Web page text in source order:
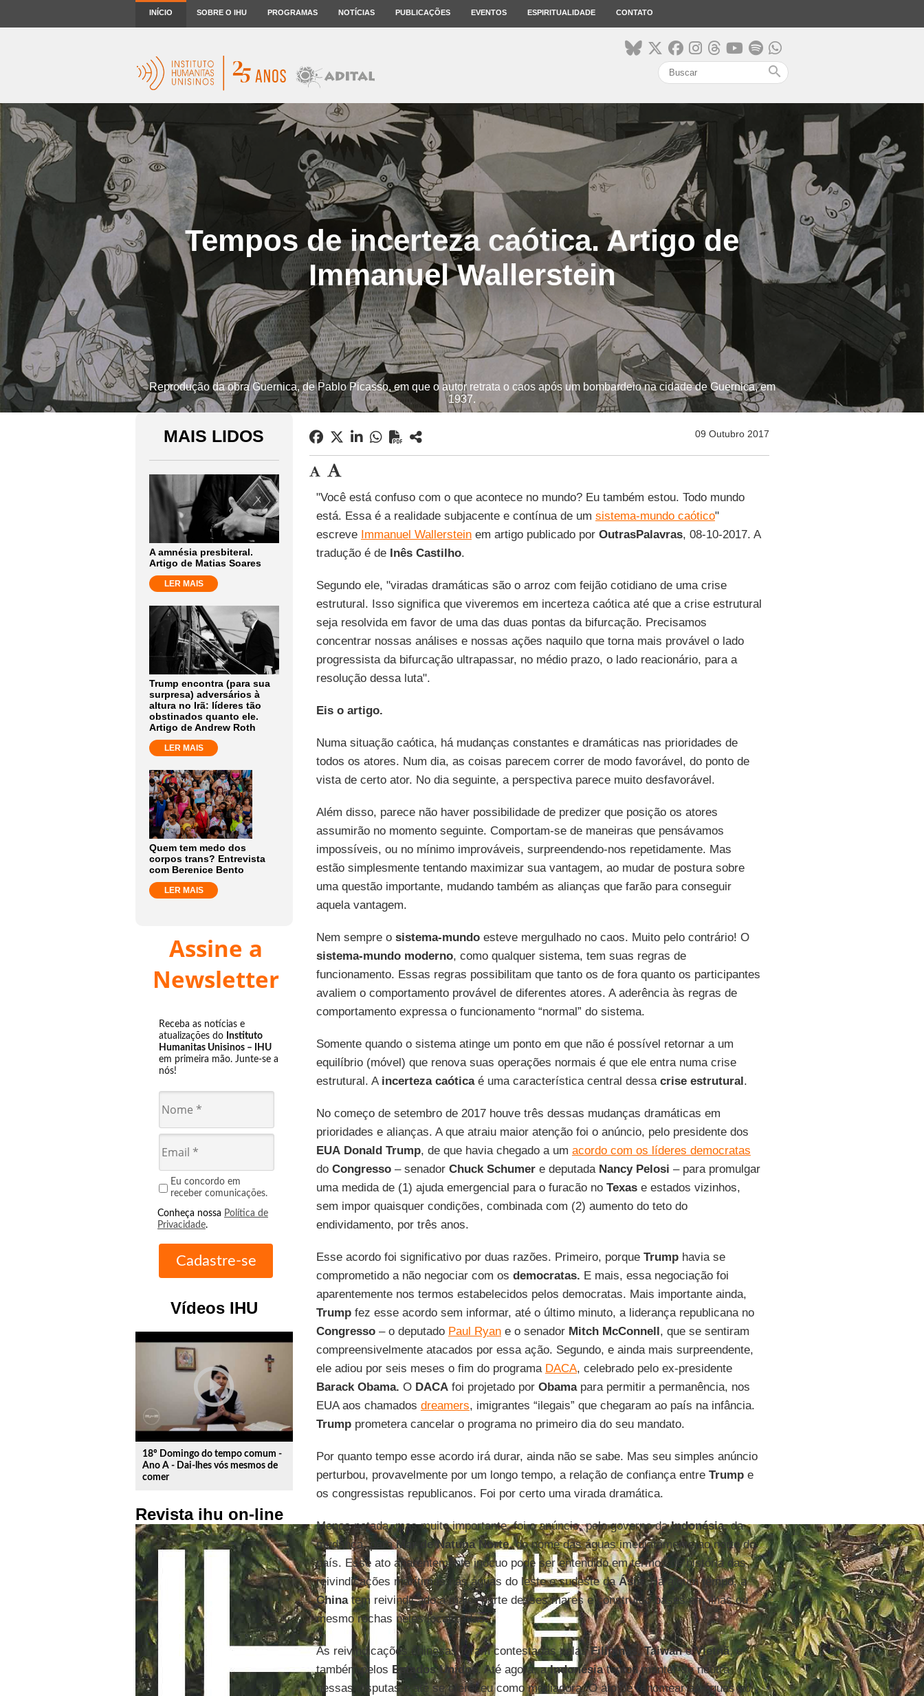
INÍCIO SOBRE O IHU PROGRAMAS NOTÍCIAS PUBLICAÇÕES EVENTOS ESPIRITUALIDADE CONTATO
search
Tempos de incerteza caótica. Artigo de
Immanuel Wallerstein
Reprodução da obra Guernica, de Pablo Picasso, em que o autor retrata o caos após um bombardeio na cidade de Guernica, em
1937.
MAIS LIDOS
A amnésia presbiteral.
Artigo de Matias Soares
LER MAIS
Trump encontra (para sua
surpresa) adversários à
altura no Irã: líderes tão
obstinados quanto ele.
Artigo de Andrew Roth
LER MAIS
Quem tem medo dos
corpos trans? Entrevista
com Berenice Bento
LER MAIS
Assine a
Newsletter
Receba as notícias e
atualizações do Instituto
Humanitas Unisinos – IHU
em primeira mão. Junte-se a
nós!
Eu concordo em
receber comunicações.
Conheça nossa Política de
Privacidade.
Vídeos IHU
play_circle_outline
18º Domingo do tempo comum -
Ano A - Dai-lhes vós mesmos de
comer
Revista ihu on-line
09 Outubro 2017
"Você está confuso com o que acontece no mundo? Eu também estou. Todo mundo
está. Essa é a realidade subjacente e contínua de um sistema-mundo caótico"
escreve Immanuel Wallersteinem artigo publicado por OutrasPalavras, 08-10-2017. A
tradução é de Inês Castilho.
Segundo ele, "viradas dramáticas são o arroz com feijão cotidiano de uma crise
estrutural. Isso significa que viveremos em incerteza caótica até que a crise estrutural
seja resolvida em favor de uma das duas pontas da bifurcação. Precisamos
concentrar nossas análises e nossas ações naquilo que torna mais provável o lado
progressista da bifurcação ultrapassar, no médio prazo, o lado reacionário, para a
resolução dessa luta".
Eis o artigo.
Numa situação caótica, há mudanças constantes e dramáticas nas prioridades de
todos os atores. Num dia, as coisas parecem correr de modo favorável, do ponto de
vista de certo ator. No dia seguinte, a perspectiva parece muito desfavorável.
Além disso, parece não haver possibilidade de predizer que posição os atores
assumirão no momento seguinte. Comportam-se de maneiras que pensávamos
impossíveis, ou no mínimo improváveis, surpreendendo-nos repetidamente. Mas
estão simplesmente tentando maximizar sua vantagem, ao mudar de postura sobre
uma questão importante, mudando também as alianças que farão para conseguir
aquela vantagem.
Nem sempre o sistema-mundoesteve mergulhado no caos. Muito pelo contrário! O
sistema-mundo moderno, como qualquer sistema, tem suas regras de
funcionamento. Essas regras possibilitam que tanto os de fora quanto os participantes
avaliem o comportamento provável de diferentes atores. A aderência às regras de
comportamento expressa o funcionamento “normal” do sistema.
Somente quando o sistema atinge um ponto em que não é possível retornar a um
equilíbrio (móvel) que renova suas operações normais é que ele entra numa crise
estrutural. A incerteza caóticaé uma característica central dessa crise estrutural.
No começo de setembro de 2017 houve três dessas mudanças dramáticas em
prioridades e alianças. A que atraiu maior atenção foi o anúncio, pelo presidente dos
EUA Donald Trump, de que havia chegado a um acordo com os líderes democratas
do Congresso– senador Chuck Schumere deputada Nancy Pelosi – para promulgar
uma medida de (1) ajuda emergencial para o furacão no Texase estados vizinhos,
sem impor quaisquer condições, combinada com (2) aumento do teto do
endividamento, por três anos.
Esse acordo foi significativo por duas razões. Primeiro, porque Trumphavia se
comprometido a não negociar com os democratas. E mais, essa negociação foi
aparentemente nos termos estabelecidos pelos democratas. Mais importante ainda,
Trumpfez esse acordo sem informar, até o último minuto, a liderança republicana no
Congresso– o deputado Paul Ryane o senador Mitch McConnell, que se sentiram
compreensivelmente atacados por essa ação. Segundo, e ainda mais surpreendente,
ele adiou por seis meses o fim do programa DACA, celebrado pelo ex-presidente
Barack Obama. O DACAfoi projetado por Obamapara permitir a permanência, nos
EUA aos chamados dreamers, imigrantes “ilegais” que chegaram ao país na infância.
Trumpprometera cancelar o programa no primeiro dia do seu mandato.
Por quanto tempo esse acordo irá durar, ainda não se sabe. Mas seu simples anúncio
perturbou, provavelmente por um longo tempo, a relação de confiança entre Trumpe
os congressistas republicanos. Foi por certo uma virada dramática.
Menos notada, mas muito importante, foi o anúncio, pelo governo daIndonésia,da
mudança, paraMar de Natuna Norte, do nome das águas imediatamente ao norte do
país. Esse ato aparentemente inócuo pode ser entendido em termos de história das
reivindicações marítimas nas águas do leste e sudeste daÁsia . Há algum tempo, a
Chinatem reivindicado a maior parte desses mares e construído bases em ilhas ou
mesmo rochas neles localizadas.
As reivindicações chinesas foram contestadas pelasFilipinas ,TaiwaneVietnã, e
também pelos Estados Unidos. Até agora, aIndonésiatentou manter-se neutra
nessas disputas e até se ofereceu como mediadora. O ato de renomear as águas ao